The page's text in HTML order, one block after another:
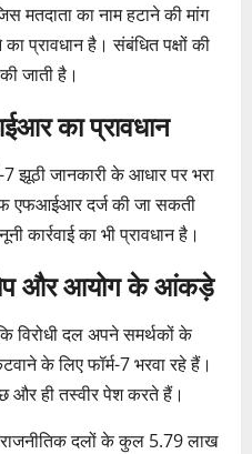
मतदाता का नाम हटाने की मांग
प्रावधान है। संबंधित पक्षों की
जाती है।
का प्रावधान
7 झूठी जानकारी के आधार पर भरा
एफआईआर दर्ज की जा सकती
कार्रवाई का भी प्रावधान है।
और आयोग के आंकड़े
विरोधी दल अपने समर्थकों के
के लिए फॉर्म-7 भरवा रहे हैं।
ही तस्वीर पेश करते हैं।
राजनीतिक दलों के कुल 5.79 लाख